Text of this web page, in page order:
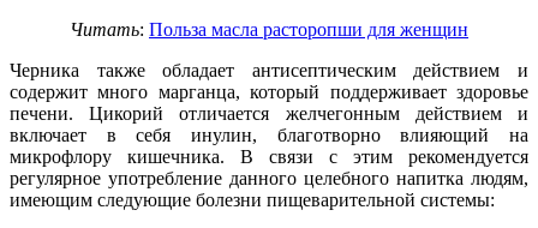
Читать: Польза масла расторопши для женщин
Черника также обладает антисептическим действием и
содержит много марганца, который поддерживает здоровье
печени. Цикорий отличается желчегонным действием и
включает в себя инулин, благотворно влияющий на
микрофлору кишечника. В связи с этим рекомендуется
регулярное употребление данного целебного напитка людям,
имеющим следующие болезни пищеварительной системы: